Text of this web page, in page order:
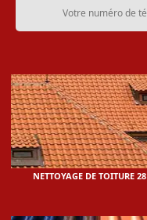
NETTOYAGE DE TOITURE 28